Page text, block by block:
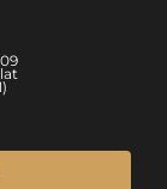
)